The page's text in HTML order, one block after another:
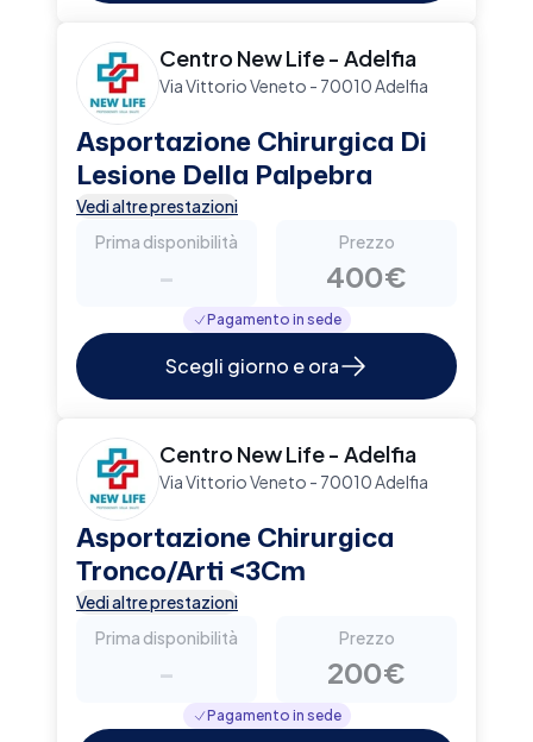
Centro New Life - Adelfia
Via Vittorio Veneto - 70010 Adelfia
Asportazione Chirurgica Di
Lesione Della Palpebra
Vedi altre prestazioni
Prima disponibilità
-
Prezzo
400€
Pagamento in sede
Scegli giorno e ora
Centro New Life - Adelfia
Via Vittorio Veneto - 70010 Adelfia
Asportazione Chirurgica
Tronco/Arti <3Cm
Vedi altre prestazioni
Prima disponibilità
-
Prezzo
200€
Pagamento in sede